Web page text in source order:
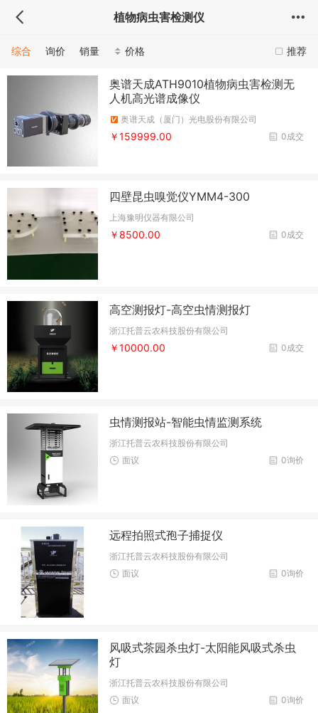
植物病虫害检测仪
推荐
综合 询价 销量 价格
奥谱天成ATH9010植物病虫害检测无
人机高光谱成像仪
奥谱天成（厦门）光电股份有限公司
0成交
￥159999.00
四壁昆虫嗅觉仪YMM4-300
上海豫明仪器有限公司
0成交
￥8500.00
高空测报灯-高空虫情测报灯
浙江托普云农科技股份有限公司
0成交
￥10000.00
虫情测报站-智能虫情监测系统
浙江托普云农科技股份有限公司
0询价
面议
远程拍照式孢子捕捉仪
浙江托普云农科技股份有限公司
0询价
面议
风吸式茶园杀虫灯-太阳能风吸式杀虫
灯
浙江托普云农科技股份有限公司
0询价
面议